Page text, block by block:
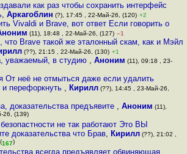
как раз чтобы сохранить интерфейс
,Аркагоблин (?), 17:45 , 22-Май-26, (120) +2
Vivaldi и Brave, вот ответ Если говорить о
(11), 18:48 , 22-Май-26, (127) –1
что Brave такой же эталонный скам, как и Мэйл
(??), 21:15 , 22-Май-26, (130) +1
уважаемый, в студию , Аноним (11), 09:18 , 23-
От неё не отмыться даже если удалить
перефоркнуть , Кирилл (??), 14:45 , 23-Май-26,
доказательства предъявите , Аноним (11),
26, (139)
не так работают Это ВЫ
доказательства что Брав, Кирилл(??), 21:02 ,
167)
всегда предъявляет обвиняющая